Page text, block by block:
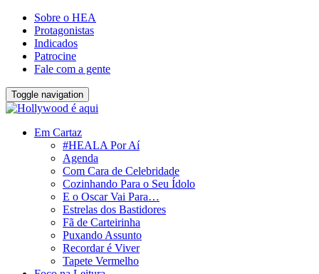
Sobre o HEA
Protagonistas
Indicados
Patrocine
Fale com a gente
Toggle navigation
Em Cartaz
#HEALA Por Aí
Agenda
Com Cara de Celebridade
Cozinhando Para o Seu Ídolo
E o Oscar Vai Para…
Estrelas dos Bastidores
Fã de Carteirinha
Puxando Assunto
Recordar é Viver
Tapete Vermelho